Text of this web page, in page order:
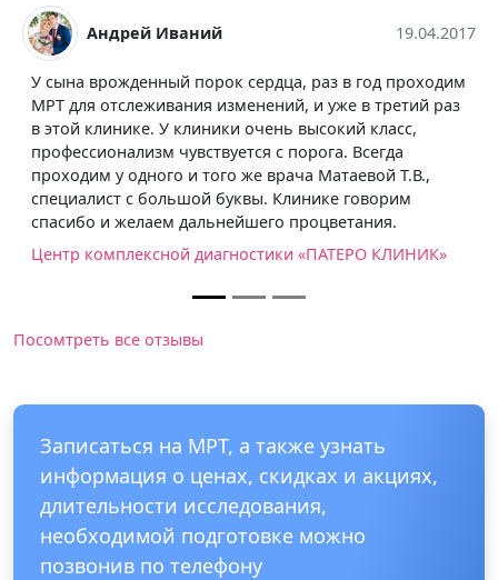
порок сердца, раз в год проходим
изменений, и уже в третий раз
очень высокий класс,
с порога. Всегда
и того же врача Матаевой Т.В.,
буквы. Клинике говорим
дальнейшего процветания.
диагностики «ПАТЕРО КЛИНИК»
Надежда
По рекомендации
клинику Патеро,
дочери по
врач Евгения
в восторге, всё
клинике за таких
Центр
Посомтреть все отзывы
Записаться на МРТ, а также узнать
информация о ценах, скидках и акциях,
длительности исследования,
необходимой подготовке можно
позвонив по телефону